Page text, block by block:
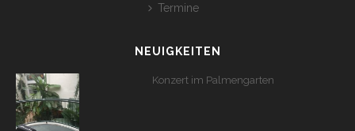
Termine
NEUIGKEITEN
Konzert im Palmengarten